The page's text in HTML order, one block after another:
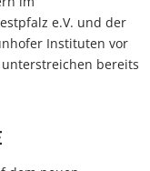
e.V. und der
Instituten vor
bereits